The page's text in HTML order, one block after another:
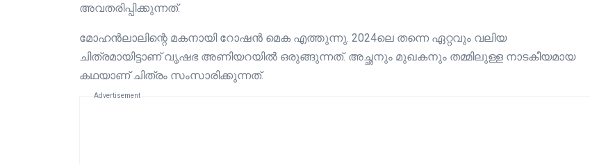
അവതരിപ്പിക്കുന്നത്.
മോഹൻലാലിന്റെ മകനായി റോഷൻ മെക എത്തുന്നു. 2024ലെ തന്നെ ഏറ്റവും വലിയ
ചിത്രമായിട്ടാണ് വൃഷഭ അണിയറയിൽ ഒരുങ്ങുന്നത്. അച്ഛനും മുഖകനും തമ്മിലുള്ള നാടകീയമായ
കഥയാണ് ചിത്രം സംസാരിക്കുന്നത്.
Advertisement